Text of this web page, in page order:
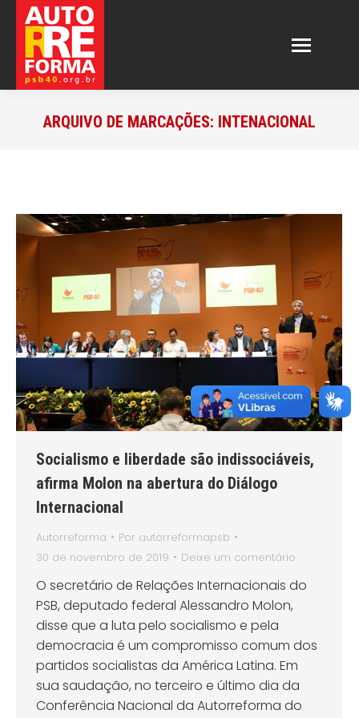
ARQUIVO DE MARCAÇÕES: INTENACIONAL
Socialismo e liberdade são indissociáveis,
afirma Molon na abertura do Diálogo
Internacional
Autorreforma Por autorreformapsb
30 de novembro de 2019
Deixe um comentário
O secretário de Relações Internacionais do
PSB, deputado federal Alessandro Molon,
disse que a luta pelo socialismo e pela
democracia é um compromisso comum dos
partidos socialistas da América Latina. Em
sua saudação, no terceiro e último dia da
Conferência Nacional da Autorreforma do